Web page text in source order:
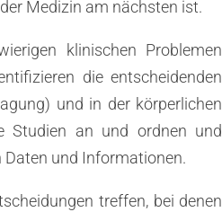
Medizin am nächsten ist.
klinischen Problemen
die entscheidenden
und in der körperlichen
Studien an und ordnen und
Daten und Informationen.
treffen, bei denen